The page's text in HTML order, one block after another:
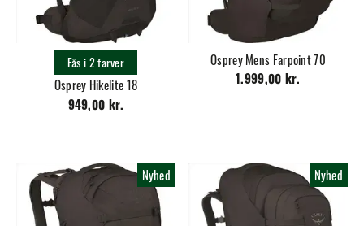
Osprey Hikelite 18
949,00 kr.
Fås i 2 farver Osprey Mens Farpoint 70
1.999,00 kr.
Nyhed Nyhed